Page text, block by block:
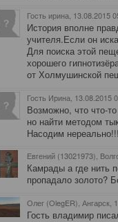
Гость ирина , 13.08.2015
История вполне
учителя.Если он
Для поиска этой
хорошего
от Холмушинской
Гость Ирина , 13.08.2015
Возможно, что что-
но найти методом
Насодим
Евгений (13021973),
Камрады а где нить
пропадало золото?
Олег (OlegER), Ангарск ,
Гость владимир